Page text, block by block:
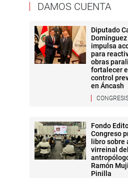
DAMOS CUENTA
Diputado
Domínguez
impulsa
para
obras
fortalecer el
control
en Áncash
Fondo
Congreso
libro sobre
virreinal del
Ramón
Pinilla